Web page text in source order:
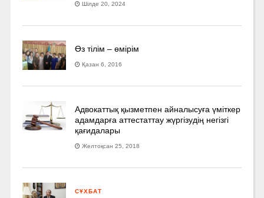
Шілде 20, 2024
Өз тілім – өмірім
Қазан 6, 2016
Адвокаттық қызметпен айналысуға үмiткер
адамдарға аттестаттау жүргізудің негізгі
қағидалары
Желтоқсан 25, 2018
СҰХБАТ